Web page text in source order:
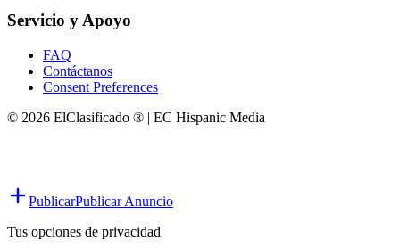
Servicio y Apoyo
FAQ
Contáctanos
Consent Preferences
© 2026 ElClasificado ® | EC Hispanic Media
PublicarPublicar Anuncio
Tus opciones de privacidad